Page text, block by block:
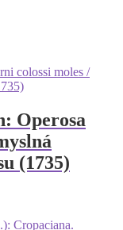
Operosa
(1735)